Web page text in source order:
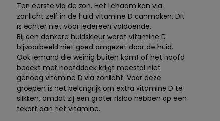
Ten eerste via de zon. Het lichaam kan via
zonlicht zelf in de huid vitamine D aanmaken. Dit
is echter niet voor iedereen voldoende.
Bij een donkere huidskleur wordt vitamine D
bijvoorbeeld niet goed omgezet door de huid.
Ook iemand die weinig buiten komt of het hoofd
bedekt met hoofddoek krijgt meestal niet
genoeg vitamine D via zonlicht. Voor deze
groepen is het belangrijk om extra vitamine D te
slikken, omdat zij een groter risico hebben op een
tekort aan het vitamine.